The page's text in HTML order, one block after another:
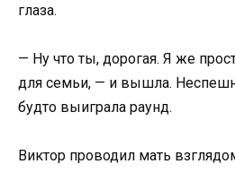
глаза.
— Ну что ты, дорогая. Я же
для семьи, — и вышла.
будто выиграла раунд.
Виктор проводил мать